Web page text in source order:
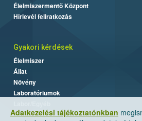
Adatkezelési tájékoztatónkban
Élelmiszermentő Központ
Hírlevél feliratkozás
Gyakori kérdések
Élelmiszer
Állat
Növény
Laboratóriumok